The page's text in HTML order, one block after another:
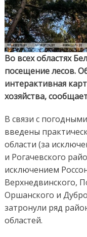
Во всех областях
посещение лесов.
интерактивная
хозяйства,
В связи с
введены
области (за
и Рогачевского
исключением
Верхнедвинского,
Оршанского и
затронули ряд
областей.